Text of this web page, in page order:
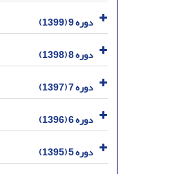
دوره 9 (1399)
دوره 8 (1398)
دوره 7 (1397)
دوره 6 (1396)
دوره 5 (1395)